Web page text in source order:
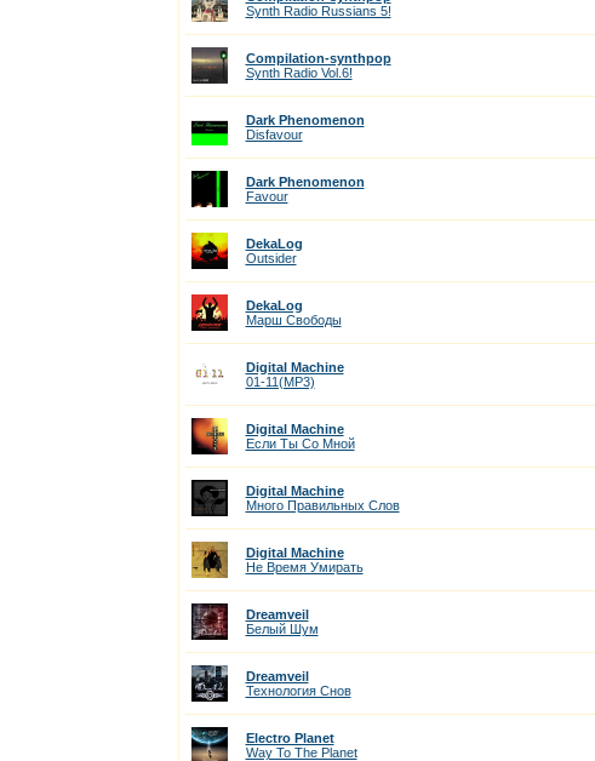
Synth Radio Russians 5!
Compilation-synthpop
Synth Radio Vol.6!
Dark Phenomenon
Disfavour
Dark Phenomenon
Favour
DekaLog
Outsider
DekaLog
Марш Свободы
Digital Machine
01-11(MP3)
Digital Machine
Если Ты Со Мной
Digital Machine
Много Правильных Слов
Digital Machine
Не Время Умирать
Dreamveil
Белый Шум
Dreamveil
Технология Снов
Electro Planet
Way To The Planet